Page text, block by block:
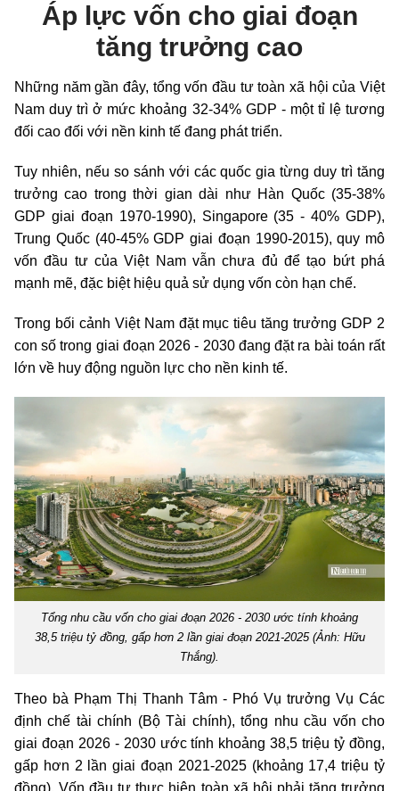
Áp lực vốn cho giai đoạn
tăng trưởng cao
Những năm gần đây, tổng vốn đầu tư toàn xã hội của Việt
Nam duy trì ở mức khoảng 32-34% GDP - một tỉ lệ tương
đối cao đối với nền kinh tế đang phát triển.
Tuy nhiên, nếu so sánh với các quốc gia từng duy trì tăng
trưởng cao trong thời gian dài như Hàn Quốc (35-38%
GDP giai đoạn 1970-1990), Singapore (35 - 40% GDP),
Trung Quốc (40-45% GDP giai đoạn 1990-2015), quy mô
vốn đầu tư của Việt Nam vẫn chưa đủ để tạo bứt phá
mạnh mẽ, đặc biệt hiệu quả sử dụng vốn còn hạn chế.
Trong bối cảnh Việt Nam đặt mục tiêu tăng trưởng GDP 2
con số trong giai đoạn 2026 - 2030 đang đặt ra bài toán rất
lớn về huy động nguồn lực cho nền kinh tế.
Tổng nhu cầu vốn cho giai đoạn 2026 - 2030 ước tính khoảng
38,5 triệu tỷ đồng, gấp hơn 2 lần giai đoạn 2021-2025 (Ảnh: Hữu
Thắng).
Theo bà Phạm Thị Thanh Tâm - Phó Vụ trưởng Vụ Các
định chế tài chính (Bộ Tài chính), tổng nhu cầu vốn cho
giai đoạn 2026 - 2030 ước tính khoảng 38,5 triệu tỷ đồng,
gấp hơn 2 lần giai đoạn 2021-2025 (khoảng 17,4 triệu tỷ